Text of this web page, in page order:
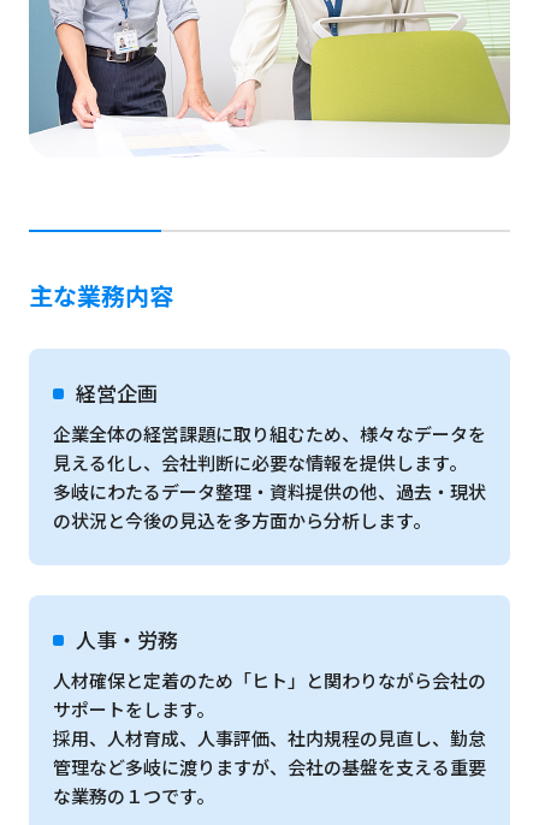
主な業務内容
経営企画
企業全体の経営課題に取り組むため、様々なデータを
見える化し、会社判断に必要な情報を提供します。
多岐にわたるデータ整理・資料提供の他、過去・現状
の状況と今後の見込を多方面から分析します。
人事・労務
人材確保と定着のため「ヒト」と関わりながら会社の
サポートをします。
採用、人材育成、人事評価、社内規程の見直し、勤怠
管理など多岐に渡りますが、会社の基盤を支える重要
な業務の１つです。